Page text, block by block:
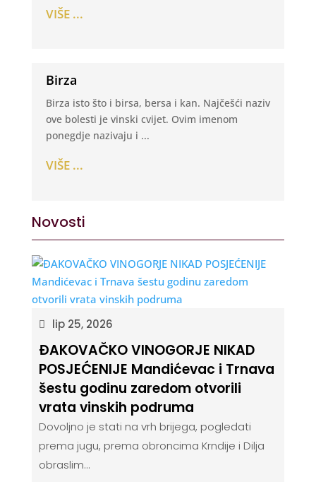
VIŠE ...
Birza
Birza isto što i birsa, bersa i kan. Najčešći naziv
ove bolesti je vinski cvijet. Ovim imenom
ponegdje nazivaju i ...
VIŠE ...
Novosti
lip 25, 2026
ĐAKOVAČKO VINOGORJE NIKAD
POSJEĆENIJE Mandićevac i Trnava
šestu godinu zaredom otvorili
vrata vinskih podruma
Dovoljno je stati na vrh brijega, pogledati
prema jugu, prema obroncima Krndije i Dilja
obraslim...